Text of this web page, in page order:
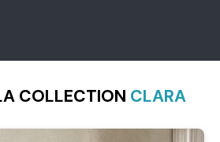
COLLECTION CLARA